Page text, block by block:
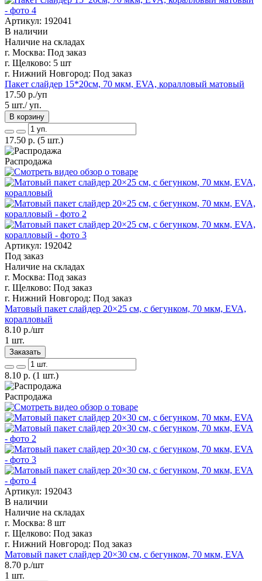
Артикул: 192041
В наличии
Наличие на складах
г. Москва: Под заказ
г. Щелково: 5 шт
г. Нижний Новгород: Под заказ
Пакет слайдер 15*20см, 70 мкм, EVA, коралловый матовый
17.50 р./уп
5 шт./ уп.
В корзину
17.50 р. (5 шт.)
Распродажа
Артикул: 192042
Под заказ
Наличие на складах
г. Москва: Под заказ
г. Щелково: Под заказ
г. Нижний Новгород: Под заказ
Матовый пакет слайдер 20×25 см, с бегунком, 70 мкм, EVA,
коралловый
8.10 р./шт
1 шт.
Заказать
8.10 р. (1 шт.)
Распродажа
Артикул: 192043
В наличии
Наличие на складах
г. Москва: 8 шт
г. Щелково: Под заказ
г. Нижний Новгород: Под заказ
Матовый пакет слайдер 20×30 см, с бегунком, 70 мкм, EVA
8.70 р./шт
1 шт.